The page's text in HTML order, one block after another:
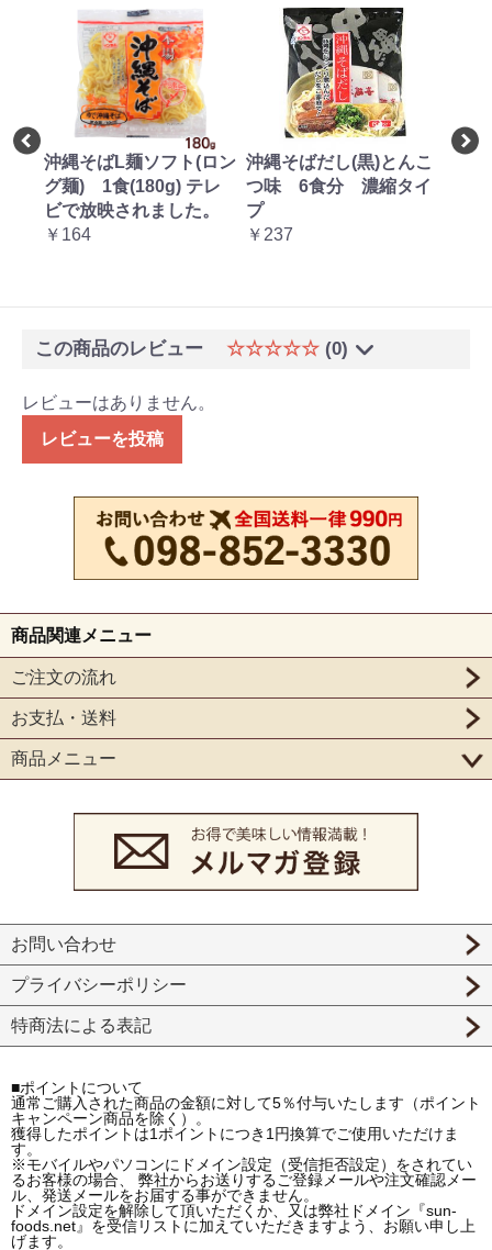
麺ソフト(ロン
(180g) テレ
れました。
沖縄そばだし(黒)とんこ
つ味 6食分 濃縮タイ
プ
味付三枚肉 約50
り(1kg)
この商品のレビュー ☆☆☆☆☆ (0)
レビューはありません。
レビューを投稿
商品関連メニュー
ご注文の流れ
お支払・送料
商品メニュー
お問い合わせ
プライバシーポリシー
特商法による表記
■ポイントについて
通常ご購入された商品の金額に対して5％付与いたします（ポイント
キャンペーン商品を除く）。
獲得したポイントは1ポイントにつき1円換算でご使用いただけま
す。
※モバイルやパソコンにドメイン設定（受信拒否設定）をされてい
るお客様の場合、 弊社からお送りするご登録メールや注文確認メー
ル、発送メールをお届する事ができません。
ドメイン設定を解除して頂いただくか、又は弊社ドメイン『sun-
foods.net』を受信リストに加えていただきますよう、お願い申し上
げます。